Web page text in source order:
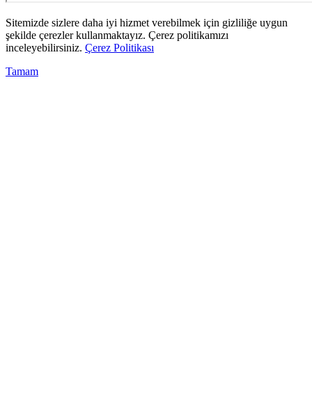
Sitemizde sizlere daha iyi hizmet verebilmek için gizliliğe uygun
şekilde çerezler kullanmaktayız. Çerez politikamızı
inceleyebilirsiniz. Çerez Politikası
Tamam